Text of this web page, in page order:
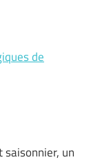
de
un